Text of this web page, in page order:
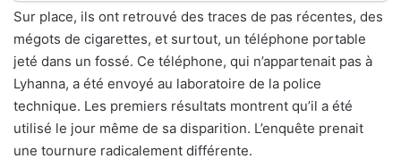
Sur place, ils ont retrouvé des traces de pas récentes, des
mégots de cigarettes, et surtout, un téléphone portable
jeté dans un fossé. Ce téléphone, qui n’appartenait pas à
Lyhanna, a été envoyé au laboratoire de la police
technique. Les premiers résultats montrent qu’il a été
utilisé le jour même de sa disparition. L’enquête prenait
une tournure radicalement différente.